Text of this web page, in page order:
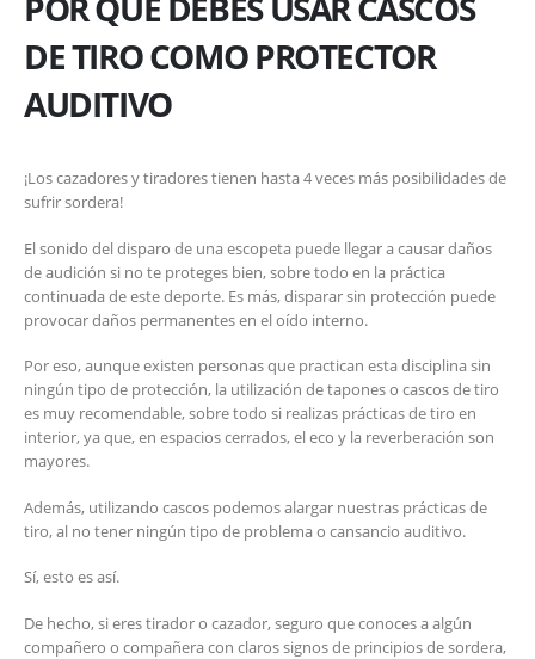
DE TIRO COMO PROTECTOR
AUDITIVO
¡Los cazadores y tiradores tienen hasta 4 veces más posibilidades de
sufrir sordera!
El sonido del disparo de una escopeta puede llegar a causar daños
de audición si no te proteges bien, sobre todo en la práctica
continuada de este deporte. Es más, disparar sin protección puede
provocar daños permanentes en el oído interno.
Por eso, aunque existen personas que practican esta disciplina sin
ningún tipo de protección, la utilización de tapones o cascos de tiro
es muy recomendable, sobre todo si realizas prácticas de tiro en
interior, ya que, en espacios cerrados, el eco y la reverberación son
mayores.
Además, utilizando cascos podemos alargar nuestras prácticas de
tiro, al no tener ningún tipo de problema o cansancio auditivo.
Sí, esto es así.
De hecho, si eres tirador o cazador, seguro que conoces a algún
compañero o compañera con claros signos de principios de sordera,